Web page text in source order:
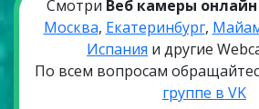
Смотри Веб камеры онлайн
Москва, Екатеринбург,
Испания и другие
По всем вопросам
группе в VK